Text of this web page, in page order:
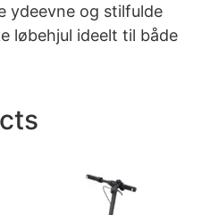
ydeevne og stilfulde
løbehjul ideelt til både